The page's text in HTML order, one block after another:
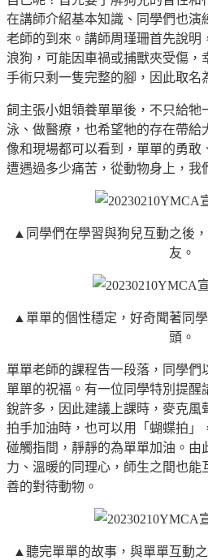
在講師介紹基本知識、同學們也演
老師的到來。講師周瑾珊首先說明
浪狗，可能因車禍或捕獸夾受傷，
手術只剩一隻完整的腳，因此取名
飼主張小姐領養單單後，不只給牠
泳、做醫療，也希望牠的存在帶給
像和現場都可以看到，單單的勇敢
遭遇過多少痛苦，從動物身上，我
▲同學們在學習與狗兒互動之後
友。
▲單單的個性穩定，好奇聞著同
頭。
單單老師的課程告一段落，同學們
單單的祝福。有一位同學特別提醒
銳許多，因此建議上課時，麥克風
拍手加油時，也可以用「蝴蝶拍」
碰觸指間，靜靜的為單單加油。由
力、溫暖的同理心，師生之間也能
善的對待動物。
▲聽完單單的故事，與單單互動